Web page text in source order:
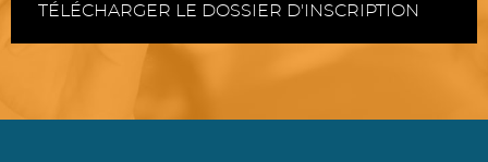
TÉLÉCHARGER LE DOSSIER D'INSCRIPTION